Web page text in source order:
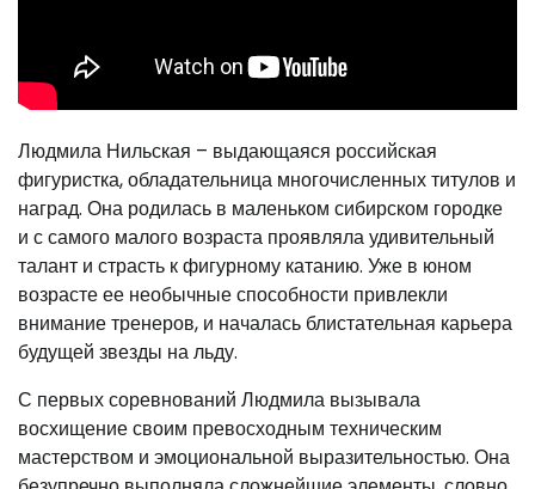
Людмила Нильская – выдающаяся российская
фигуристка, обладательница многочисленных титулов и
наград. Она родилась в маленьком сибирском городке
и с самого малого возраста проявляла удивительный
талант и страсть к фигурному катанию. Уже в юном
возрасте ее необычные способности привлекли
внимание тренеров, и началась блистательная карьера
будущей звезды на льду.
С первых соревнований Людмила вызывала
восхищение своим превосходным техническим
мастерством и эмоциональной выразительностью. Она